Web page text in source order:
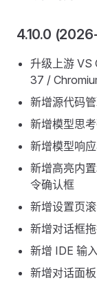
4.10.0
升级上游 VS
37 /
新增源代码
新增模型思
新增模型响
新增高亮内
令确认框
新增设置页
新增对话框
新增 IDE 输
新增对话面